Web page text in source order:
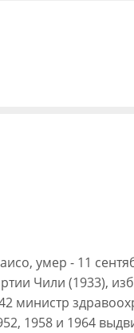
умер - 11
Чили (1933),
министр
1958 и 1964